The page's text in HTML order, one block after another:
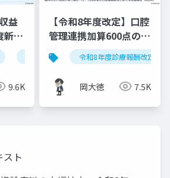
益
新設
実
特定機能病院等紹介患者受入加算
9.6K
【令和8年度改定】口腔
管理連携加算600点の算
定要件・施設基準まと
め
令和8年度診療報酬改定
岡大徳 7.5K
ト